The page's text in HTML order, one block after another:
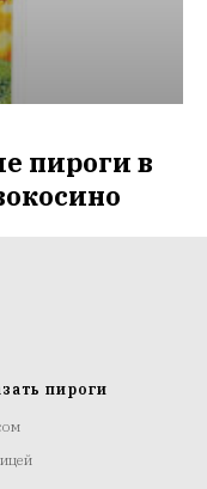
пироги в
пироги